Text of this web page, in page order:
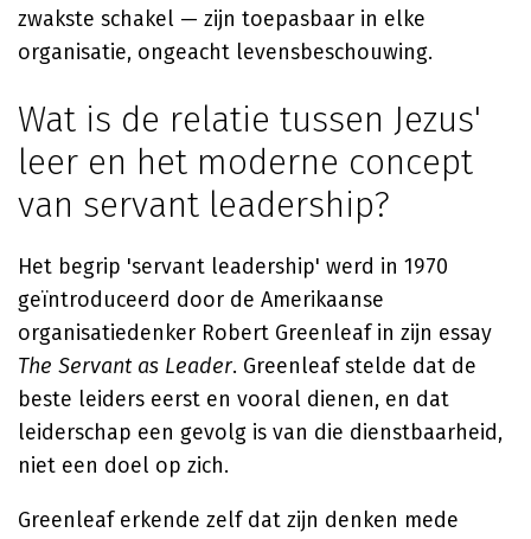
zwakste schakel — zijn toepasbaar in elke
organisatie, ongeacht levensbeschouwing.
Wat is de relatie tussen Jezus'
leer en het moderne concept
van servant leadership?
Het begrip 'servant leadership' werd in 1970
geïntroduceerd door de Amerikaanse
organisatiedenker Robert Greenleaf in zijn essay
The Servant as Leader. Greenleaf stelde dat de
beste leiders eerst en vooral dienen, en dat
leiderschap een gevolg is van die dienstbaarheid,
niet een doel op zich.
Greenleaf erkende zelf dat zijn denken mede